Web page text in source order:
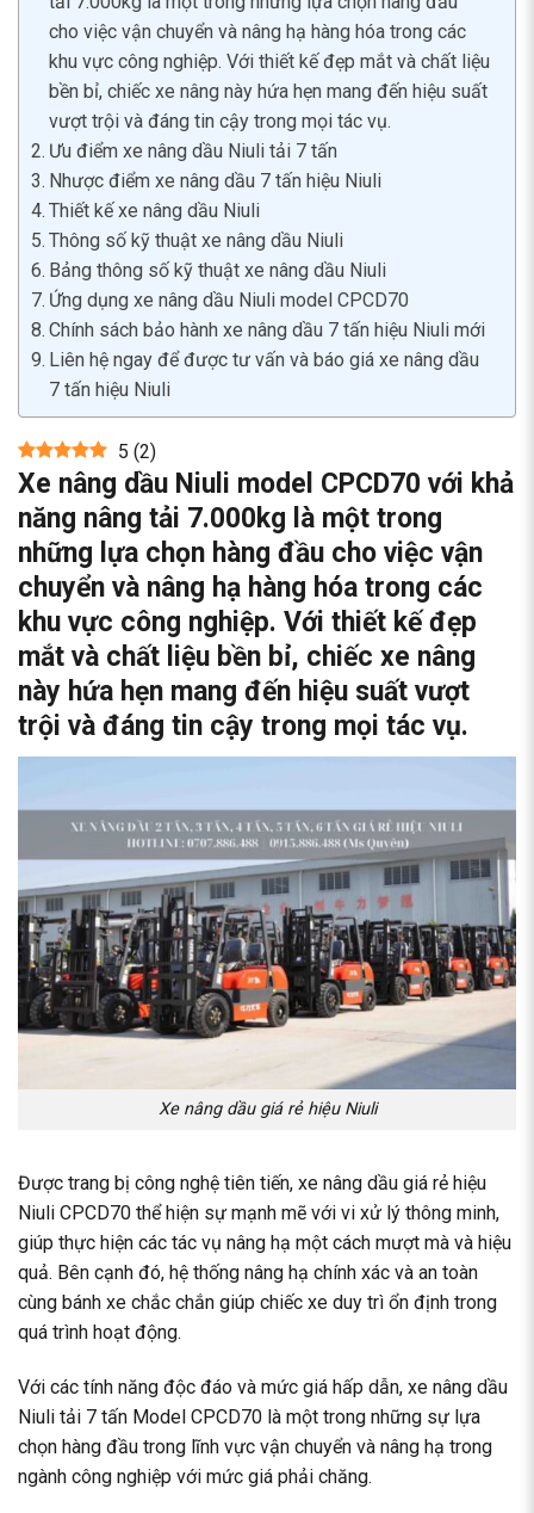
cho việc vận chuyển và nâng hạ hàng hóa trong các
khu vực công nghiệp. Với thiết kế đẹp mắt và chất liệu
bền bỉ, chiếc xe nâng này hứa hẹn mang đến hiệu suất
vượt trội và đáng tin cậy trong mọi tác vụ.
Ưu điểm xe nâng dầu Niuli tải 7 tấn
Nhược điểm xe nâng dầu 7 tấn hiệu Niuli
Thiết kế xe nâng dầu Niuli
Thông số kỹ thuật xe nâng dầu Niuli
Bảng thông số kỹ thuật xe nâng dầu Niuli
Ứng dụng xe nâng dầu Niuli model CPCD70
Chính sách bảo hành xe nâng dầu 7 tấn hiệu Niuli mới
Liên hệ ngay để được tư vấn và báo giá xe nâng dầu
7 tấn hiệu Niuli
5 (2)
Xe nâng dầu Niuli model CPCD70 với khả
năng nâng tải 7.000kg là một trong
những lựa chọn hàng đầu cho việc vận
chuyển và nâng hạ hàng hóa trong các
khu vực công nghiệp. Với thiết kế đẹp
mắt và chất liệu bền bỉ, chiếc xe nâng
này hứa hẹn mang đến hiệu suất vượt
trội và đáng tin cậy trong mọi tác vụ.
Xe nâng dầu giá rẻ hiệu Niuli
Được trang bị công nghệ tiên tiến, xe nâng dầu giá rẻ hiệu
Niuli CPCD70 thể hiện sự mạnh mẽ với vi xử lý thông minh,
giúp thực hiện các tác vụ nâng hạ một cách mượt mà và hiệu
quả. Bên cạnh đó, hệ thống nâng hạ chính xác và an toàn
cùng bánh xe chắc chắn giúp chiếc xe duy trì ổn định trong
quá trình hoạt động.
Với các tính năng độc đáo và mức giá hấp dẫn, xe nâng dầu
Niuli tải 7 tấn Model CPCD70 là một trong những sự lựa
chọn hàng đầu trong lĩnh vực vận chuyển và nâng hạ trong
ngành công nghiệp với mức giá phải chăng.